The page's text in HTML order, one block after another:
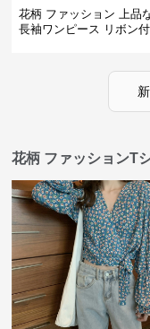
花柄 ファッション 上品
長袖ワンピース リボン
花柄 ファッションT